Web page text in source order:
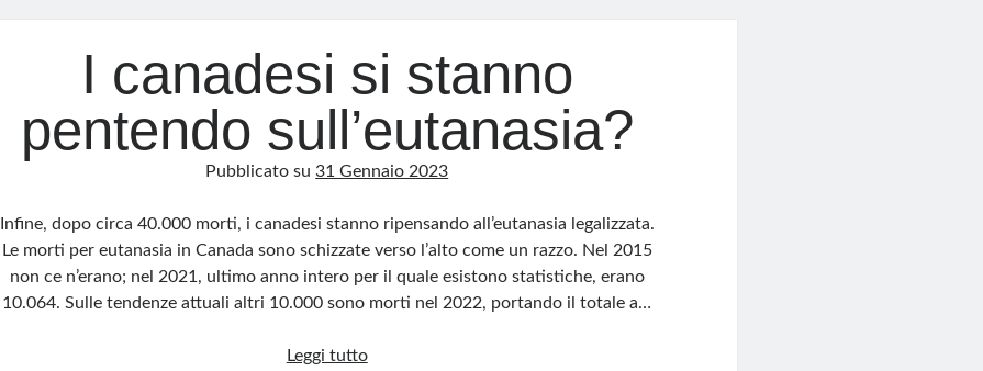
I canadesi si stanno
pentendo sull’eutanasia?
Pubblicato su31 Gennaio 2023
Infine, dopo circa 40.000 morti, i canadesi stanno ripensando all’eutanasia legalizzata.
Le morti per eutanasia in Canada sono schizzate verso l’alto come un razzo. Nel 2015
non ce n’erano; nel 2021, ultimo anno intero per il quale esistono statistiche, erano
10.064. Sulle tendenze attuali altri 10.000 sono morti nel 2022, portando il totale a…
Leggi tuttoI